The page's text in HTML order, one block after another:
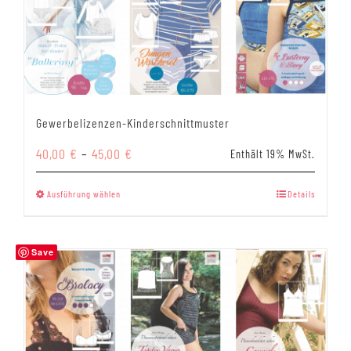
Gewerbelizenzen-Kinderschnittmuster
40,00 € – 45,00 €
40,00 €
Enthält 19% MwSt.
Ausführung wählen
mehrere
Varianten
auf.
Die
Optionen
Details
Save